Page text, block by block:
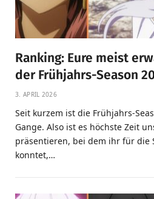
Ranking: Eure meist
der Frühjahrs-Season
3. APRIL 2026
Seit kurzem ist die Frühjahrs-
Gange. Also ist es höchste Zeit
präsentieren, bei dem ihr für die
konntet,…